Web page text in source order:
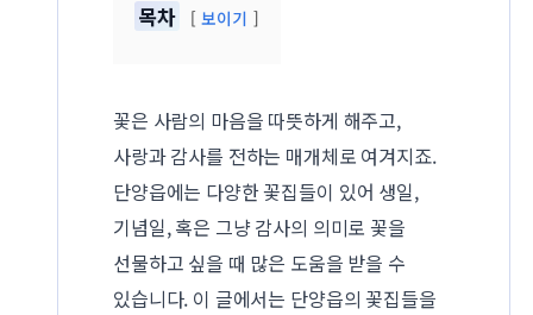
목차 보이기
꽃은 사람의 마음을 따뜻하게 해주고,
사랑과 감사를 전하는 매개체로 여겨지죠.
단양읍에는 다양한 꽃집들이 있어 생일,
기념일, 혹은 그냥 감사의 의미로 꽃을
선물하고 싶을 때 많은 도움을 받을 수
있습니다. 이 글에서는 단양읍의 꽃집들을